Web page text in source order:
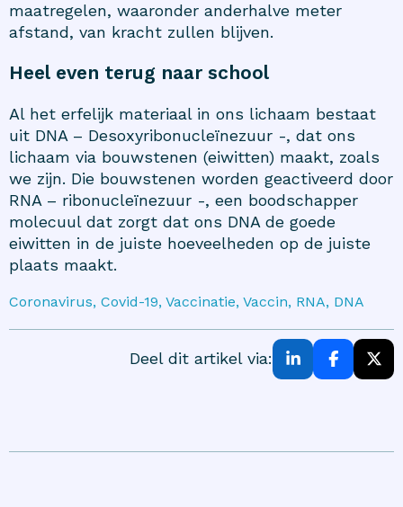
maatregelen, waaronder anderhalve meter
afstand, van kracht zullen blijven.
Heel even terug naar school
Al het erfelijk materiaal in ons lichaam bestaat
uit DNA – Desoxyribonucleïnezuur -, dat ons
lichaam via bouwstenen (eiwitten) maakt, zoals
we zijn. Die bouwstenen worden geactiveerd door
RNA – ribonucleïnezuur -, een boodschapper
molecuul dat zorgt dat ons DNA de goede
eiwitten in de juiste hoeveelheden op de juiste
plaats maakt.
Coronavirus, Covid-19, Vaccinatie, Vaccin, RNA, DNA
Deel dit artikel via: